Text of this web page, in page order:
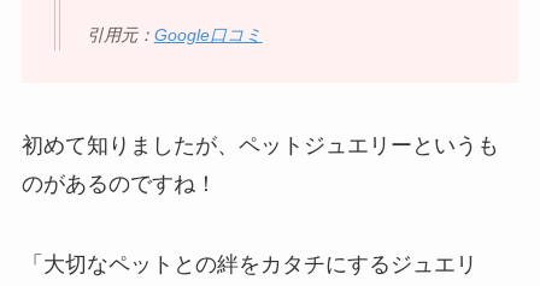
引用元： Google口コミ
初めて知りましたが、ペットジュエリーというも
のがあるのですね！
「大切なペットとの絆をカタチにするジュエリ